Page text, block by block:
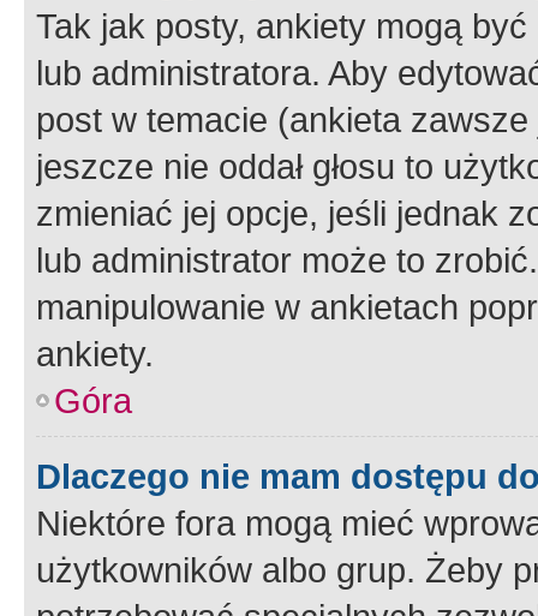
Tak jak posty, ankiety mogą
lub administratora. Aby
post w temacie (ankieta
jeszcze nie oddał głosu to
zmieniać jej opcje, jeśli jednak
lub administrator może to
manipulowanie w ankietach
ankiety.
Góra
Dlaczego nie mam dostępu
Niektóre fora mogą mieć
użytkowników albo grup. Żeby